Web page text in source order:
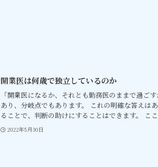
開業医は何歳で独立しているのか
「開業医になるか、それとも勤務医のままで過ご
あり、分岐点でもあります。 これの明確な答えは
ることで、判断の助けにすることはできます。 こ
2022年5月30日